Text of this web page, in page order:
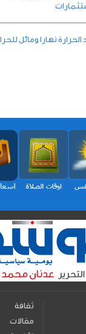
نهارا ومائل
ثقافة
مقالات